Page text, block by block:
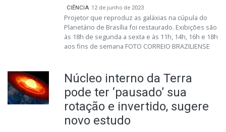
CIÊNCIA 12 de junho de 2023
Projetor que reproduz as galáxias na cúpula do
Planetário de Brasília foi restaurado. Exibições são
às 18h de segunda a sexta e às 11h, 14h, 16h e 18h
aos fins de semana FOTO CORREIO BRAZILIENSE
Núcleo interno da Terra
pode ter ‘pausado’ sua
rotação e invertido, sugere
novo estudo